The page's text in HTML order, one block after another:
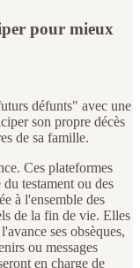
pour mieux
défunts" avec une
son propre décès
de sa famille.
Ces plateformes
testament ou des
à l'ensemble des
de la fin de vie. Elles
ses obsèques,
ou messages
en charge de